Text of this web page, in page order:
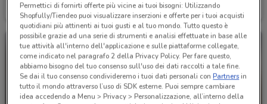
Scade il 31/12 1.9 km Scade il 31/12 1.9 km
Permettici di fornirti offerte più vicine ai tuoi bisogni: Utilizzando
Shopfully/Tiendeo puoi visualizzare inserzioni e offerte per i tuoi acquisti
quotidiani più attinenti ai tuoi gusti e al tuo mondo. Tutto questo è
possibile grazie ad una serie di strumenti e analisi effettuate in base alle
tue attività all'interno dell'applicazione e sulle piattaforme collegate,
come indicato nel paragrafo 2 della Privacy Policy. Per fare questo,
abbiamo bisogno del tuo consenso sull'uso dei dati raccolti a tale fine.
Se dai il tuo consenso condivideremo i tuoi dati personali conPartnersin
tutto il mondo attraverso l’uso di SDK esterne. Puoi sempre cambiare
idea accedendo a Menu > Privacy > Personalizzazione, all’interno della